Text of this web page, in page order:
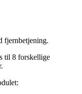
fjernbetjening.
til 8 forskellige